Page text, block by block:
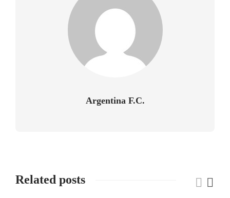
Argentina F.C.
Related posts